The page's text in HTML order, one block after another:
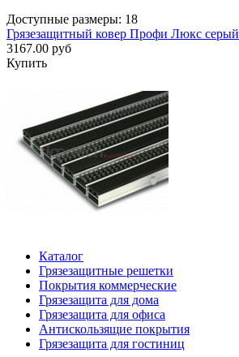
Доступные размеры: 18
Грязезащитный ковер Профи Люкс серый
3167.00 руб
Купить
Каталог
Грязезащитные решетки
Покрытия коммерческие
Грязезащита для дома
Грязезащита для офиса
Антискользящие покрытия
Грязезащита для гостиниц